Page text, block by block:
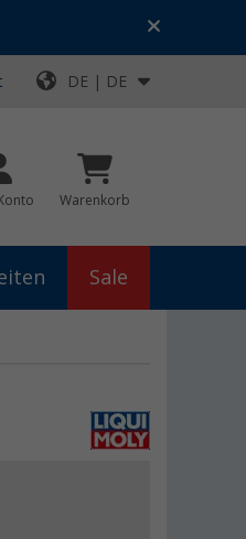
für dein Abenteuer!
DE | DE
Warenkorb
Sale